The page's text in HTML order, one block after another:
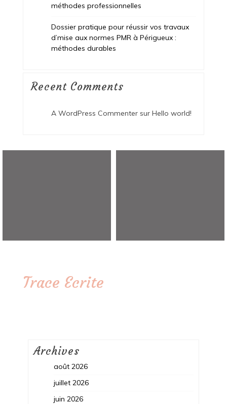
méthodes professionnelles
Dossier pratique pour réussir vos travaux
d’mise aux normes PMR à Périgueux :
méthodes durables
Recent Comments
A WordPress Commentersur Hello world!
Trace Ecrite
Archives
août 2026
juillet 2026
juin 2026